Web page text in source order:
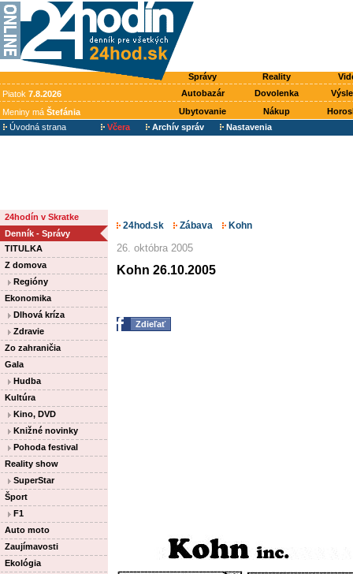
Správy Reality
Piatok 7.8.2026 Autobazár Dovolenka
Meniny má Štefánia Ubytovanie Nákup
Úvodná strana
Včera Archív správ Nastavenia
24hodín v Skratke
Denník - Správy
TITULKA
Z domova
Regióny
Ekonomika
Dlhová kríza
Zdravie
Zo zahraničia
Gala
Hudba
Kultúra
Kino, DVD
Knižné novinky
Pohoda festival
Reality show
SuperStar
Šport
F1
Auto moto
Zaujímavosti
Ekológia
24hod.sk Zábava Kohn
26. októbra 2005
Kohn 26.10.2005
Zdieľať